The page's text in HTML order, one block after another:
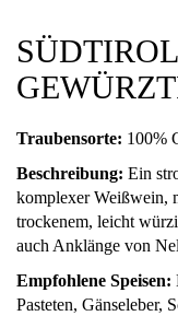
Traubensorte: 100%
Beschreibung: Ein
komplexer Weißwein,
trockenem, leicht
auch Anklänge von
Empfohlene Speisen:
Pasteten, Gänseleber,